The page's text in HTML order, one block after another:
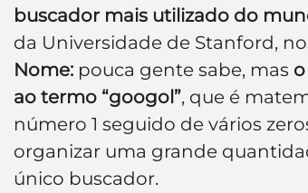
buscador mais utilizado do
da Universidade de Stanford,
Nome: pouca gente sabe, mas
ao termo “googol”, que é
número 1 seguido de vários
organizar uma grande
único buscador.